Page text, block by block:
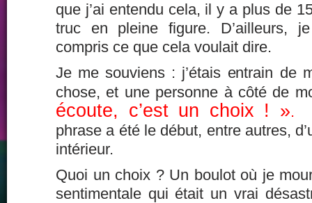
que j’ai entendu cela, il y a plus de
truc en pleine figure. D’ailleurs,
compris ce que cela voulait dire.
Je me souviens : j’étais entrain de
chose, et une personne à côté de
écoute, c’est un choix ! ».
phrase a été le début, entre autres,
intérieur.
Quoi un choix ? Un boulot où je
sentimentale qui était un vrai